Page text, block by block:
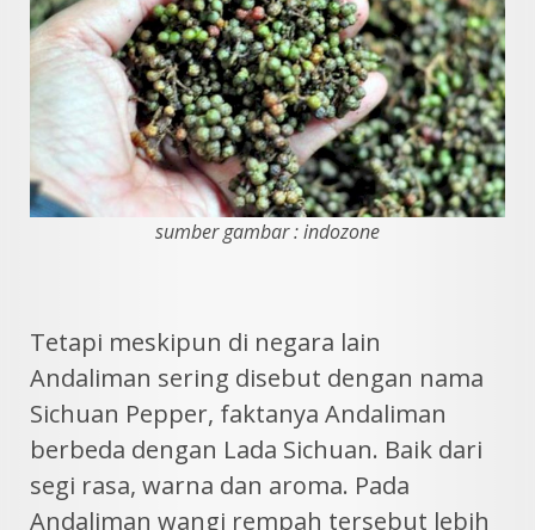
sumber gambar : indozone
Tetapi meskipun di negara lain
Andaliman sering disebut dengan nama
Sichuan Pepper, faktanya Andaliman
berbeda dengan Lada Sichuan. Baik dari
segi rasa, warna dan aroma. Pada
Andaliman wangi rempah tersebut lebih